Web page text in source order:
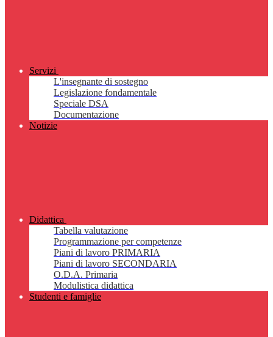
Servizi
L'insegnante di sostegno
Legislazione fondamentale
Speciale DSA
Documentazione
Notizie
Didattica
Tabella valutazione
Programmazione per competenze
Piani di lavoro PRIMARIA
Piani di lavoro SECONDARIA
O.D.A. Primaria
Modulistica didattica
Studenti e famiglie